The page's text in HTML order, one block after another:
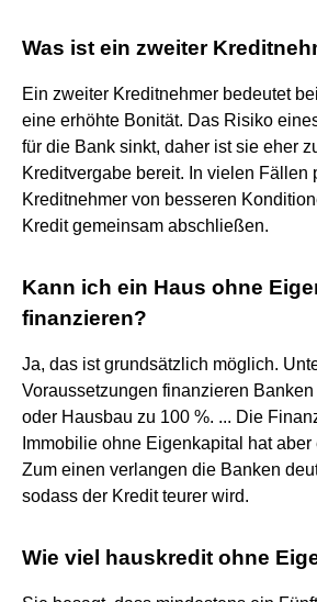
Was ist ein zweiter
Ein zweiter Kreditnehmer bedeutet
eine erhöhte Bonität. Das Risiko
für die Bank sinkt, daher ist sie eher
Kreditvergabe bereit. In vielen Fällen
Kreditnehmer von besseren
Kredit gemeinsam abschließen.
Kann ich ein Haus ohne
finanzieren?
Ja, das ist grundsätzlich möglich.
Voraussetzungen finanzieren
oder Hausbau zu 100 %. ... Die
Immobilie ohne Eigenkapital hat
Zum einen verlangen die Banken
sodass der Kredit teurer wird.
Wie viel hauskredit ohne